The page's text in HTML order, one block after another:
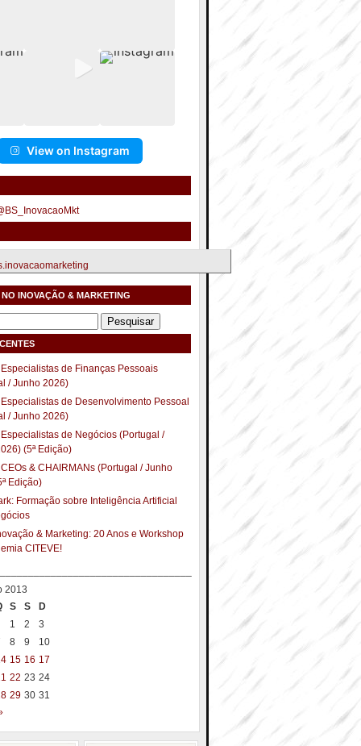
View on Instagram
NO INOVAÇÃO & MARKETING
de Finanças Pessoais
/ Junho 2026)
de Desenvolvimento Pessoal
/ Junho 2026)
de Negócios (Portugal /
(5ª Edição)
& CHAIRMANs (Portugal / Junho
Edição)
Formação sobre Inteligência Artificial
& Marketing: 20 Anos e Workshop
CITEVE!
2013
S S
D
1
2
3
8 9
10
15 16 17
22 23 24
29 30 31